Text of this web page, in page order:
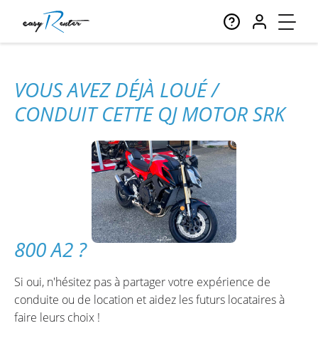
VOUS AVEZ DÉJÀ LOUÉ /
CONDUIT CETTE QJ MOTOR SRK
800 A2 ?
Si oui, n'hésitez pas à partager votre expérience de
conduite ou de location et aidez les futurs locataires à
faire leurs choix !